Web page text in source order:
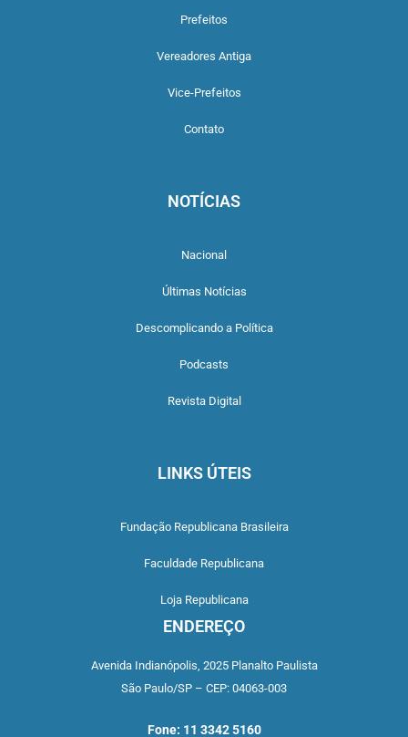
Prefeitos
Vereadores Antiga
Vice-Prefeitos
Contato
NOTÍCIAS
Nacional
Últimas Notícias
Descomplicando a Política
Podcasts
Revista Digital
LINKS ÚTEIS
Fundação Republicana Brasileira
Faculdade Republicana
Loja Republicana
ENDEREÇO
Avenida Indianópolis, 2025 Planalto Paulista
São Paulo/SP – CEP: 04063-003
Fone: 11 3342 5160